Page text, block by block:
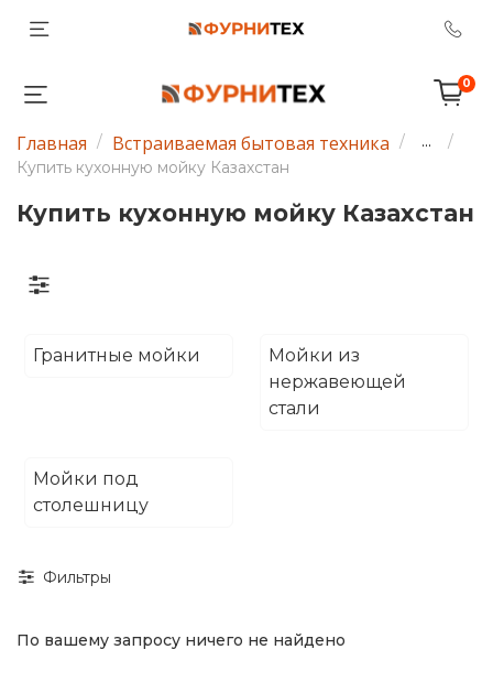
0
Главная Встраиваемая бытовая техника
...
Купить кухонную мойку Казахстан
Купить кухонную мойку Казахстан
Гранитные мойки
Мойки из
нержавеющей
стали
Мойки под
столешницу
Фильтры
По вашему запросу ничего не найдено